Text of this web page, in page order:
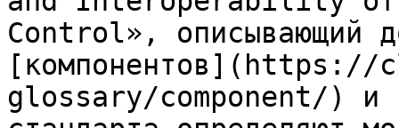
Control», описывающий
glossary/component/) и